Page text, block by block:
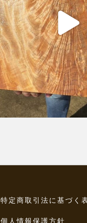
特定商取引法に基づく
個人情報保護方針